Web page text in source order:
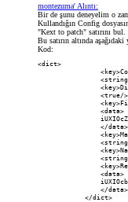
montezuma' Alıntı:
Bir de şunu deneyelim o
Kullandığın Config
"Kext to patch" satırını bul.
Bu satırın altında aşağıdaki
Kod:
<dict>
                <true/>
                <data>
                </data>
                <data>
                </data>
            </dict>